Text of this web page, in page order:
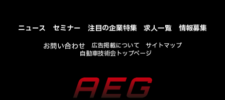
ニュース セミナー 注目の企業特集 求人一覧
情報募集
お問い合わせ
広告掲載について
サイトマップ
自動車技術会トップページ